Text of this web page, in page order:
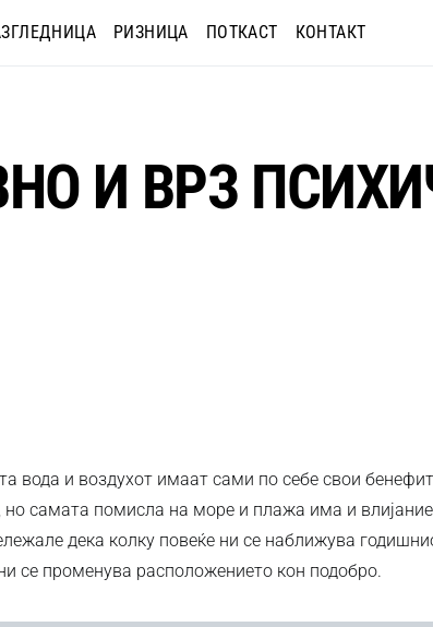
РИЗНИЦА ПОТКАСТ КОНТАКТ
И ВРЗ
вода и воздухот имаат сами по себе свои
но самата помисла на море и плажа има и
дека колку повеќе ни се наближува
се променува расположението кон подобро.